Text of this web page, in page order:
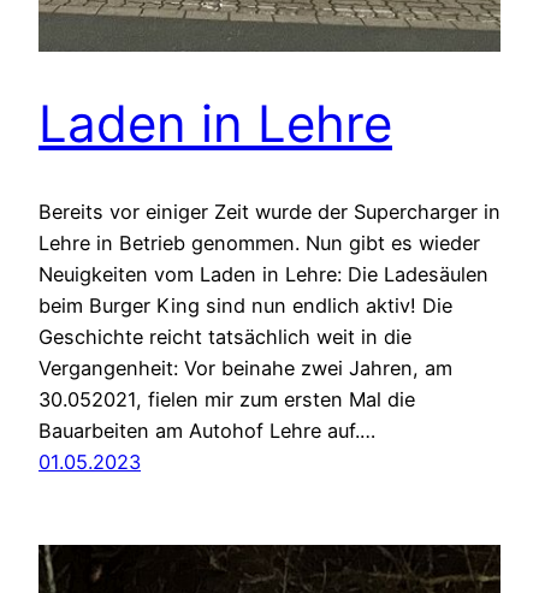
Laden in Lehre
Bereits vor einiger Zeit wurde der Supercharger in
Lehre in Betrieb genommen. Nun gibt es wieder
Neuigkeiten vom Laden in Lehre: Die Ladesäulen
beim Burger King sind nun endlich aktiv! Die
Geschichte reicht tatsächlich weit in die
Vergangenheit: Vor beinahe zwei Jahren, am
30.052021, fielen mir zum ersten Mal die
Bauarbeiten am Autohof Lehre auf.…
01.05.2023